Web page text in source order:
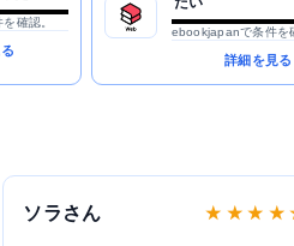
確認。
ebookjapanで条件を
詳細を見る
ソラさん ★ ★ ★ ★